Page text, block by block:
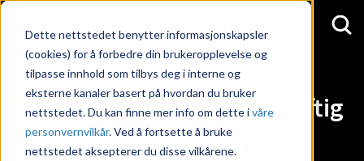
Dette nettstedet benytter informasjonskapsler
(cookies) for å forbedre din brukeropplevelse og
tilpasse innhold som tilbys deg i interne og
eksterne kanaler basert på hvordan du bruker
nettstedet. Du kan finne mer info om dette ivåre
personvernvilkår. Ved å fortsette å bruke
nettstedet aksepterer du disse vilkårene.
Smartere og mer bærekraftig
produksjon